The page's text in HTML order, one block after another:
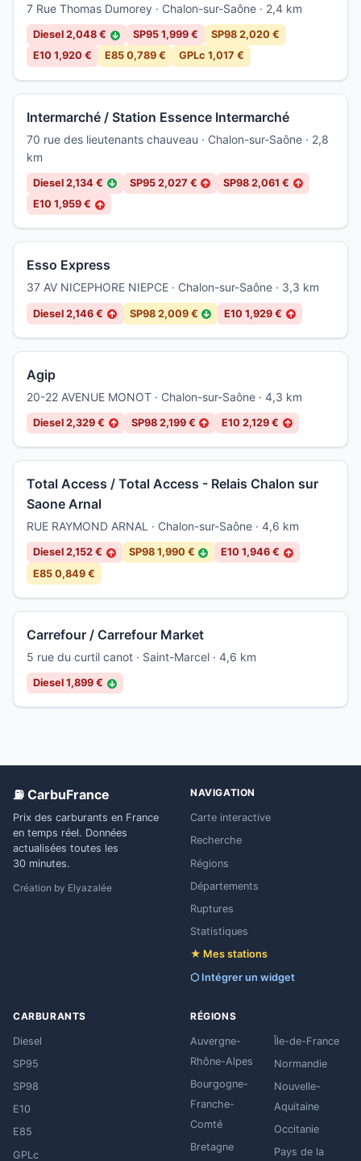
7 Rue Thomas Dumorey · Chalon-sur-Saône · 2,4 km
Diesel 2,048 € ↓ SP95 1,999 €
SP98 2,020 €
E10 1,920 €
E85 0,789 € GPLc 1,017 €
Intermarché / Station Essence Intermarché
70 rue des lieutenants chauveau · Chalon-sur-Saône · 2,8
km
Diesel 2,134 € ↓ SP95 2,027 € ↑ SP98 2,061 € ↑
E10 1,959 € ↑
Esso Express
37 AV NICEPHORE NIEPCE · Chalon-sur-Saône · 3,3 km
Diesel 2,146 € ↑ SP98 2,009 € ↓ E10 1,929 € ↑
Agip
20-22 AVENUE MONOT · Chalon-sur-Saône · 4,3 km
Diesel 2,329 € ↑ SP98 2,199 € ↑ E10 2,129 € ↑
Total Access / Total Access - Relais Chalon sur
Saone Arnal
RUE RAYMOND ARNAL · Chalon-sur-Saône · 4,6 km
Diesel 2,152 € ↑ SP98 1,990 € ↓ E10 1,946 € ↑
E85 0,849 €
Carrefour / Carrefour Market
5 rue du curtil canot · Saint-Marcel · 4,6 km
Diesel 1,899 € ↓
⛽ CarbuFrance
Prix des carburants en France
en temps réel. Données
actualisées toutes les
30 minutes.
Création by Elyazalée
NAVIGATION
Carte interactive
Recherche
Régions
Départements
Ruptures
Statistiques
★ Mes stations
⬡ Intégrer un widget
CARBURANTS
Diesel
SP95
SP98
E10
E85
GPLc
RÉGIONS
Auvergne-
Rhône-Alpes
Bourgogne-
Franche-
Comté
Bretagne
Île-de-France
Normandie
Nouvelle-
Aquitaine
Occitanie
Pays de la